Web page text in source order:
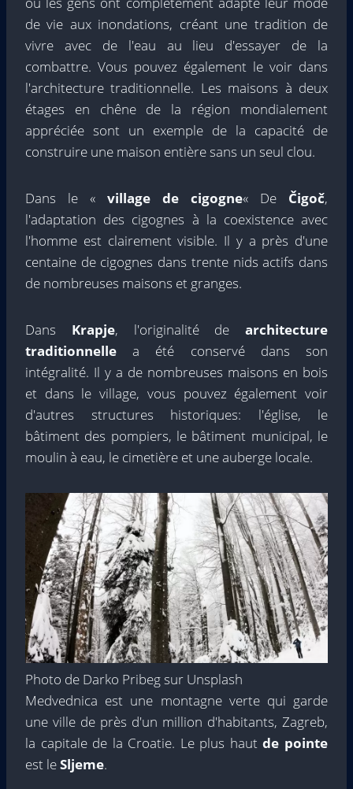
de vie aux inondations, créant une tradition de
vivre avec de l'eau au lieu d'essayer de la
combattre. Vous pouvez également le voir dans
l'architecture traditionnelle. Les maisons à deux
étages en chêne de la région mondialement
appréciée sont un exemple de la capacité de
construire une maison entière sans un seul clou.
Dans le « village de cigogne« De Čigoč,
l'adaptation des cigognes à la coexistence avec
l'homme est clairement visible. Il y a près d'une
centaine de cigognes dans trente nids actifs dans
de nombreuses maisons et granges.
Dans Krapje, l'originalité de architecture
traditionnelle a été conservé dans son
intégralité. Il y a de nombreuses maisons en bois
et dans le village, vous pouvez également voir
d'autres structures historiques: l'église, le
bâtiment des pompiers, le bâtiment municipal, le
moulin à eau, le cimetière et une auberge locale.
Photo de Darko Pribeg sur Unsplash
Medvednica est une montagne verte qui garde
une ville de près d'un million d'habitants, Zagreb,
la capitale de la Croatie. Le plus hautde pointe
est leSljeme.